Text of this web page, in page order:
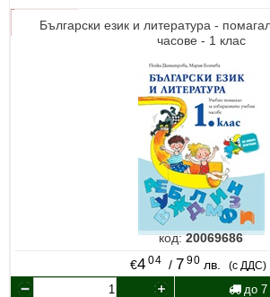
Български език и литература -
часове - 1 клас
код:20069686
€4 04 / 7 90 лв. (с ДДС)
до 7